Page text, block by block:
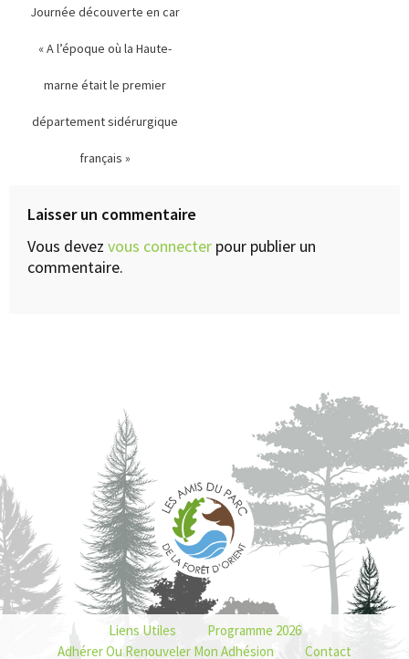
Journée découverte en car
« A l’époque où la Haute-
marne était le premier
département sidérurgique
français »
Laisser un commentaire
Vous devez vous connecter pour publier un
commentaire.
Liens Utiles
Programme 2026
Adhérer Ou Renouveler Mon Adhésion
Contact